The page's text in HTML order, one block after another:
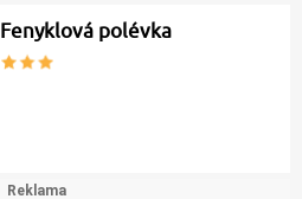
Fenyklová polévka